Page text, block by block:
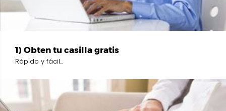
1) Obten tu casilla gratis
Rápido y fácil...